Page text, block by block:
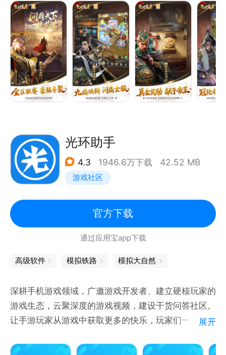
面在方寸之间精彩呈现。古人云，英雄不问出处，你是
想做一位勤政君王，养一方水土？亦或成为乱世枭雄，
逐鹿天下一统中原？一切皆在你的一念之间！
光环助手
4.3 1946.6万下载 42.52 MB
游戏社区
官方下载
通过应用宝app下载
高级软件 模拟铁路 模拟大自然
深耕手机游戏领域，广邀游戏开发者、建立硬核玩家的
游戏生态，云聚深度的游戏视频，建设干货问答社区。
让手游玩家从游戏中获取更多的快乐，玩家们一起分享
要好玩，上光环！
展开